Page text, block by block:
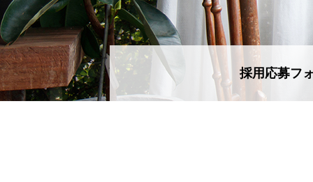
採用応募フ